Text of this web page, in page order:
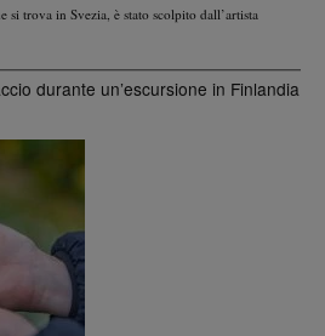
trova in Svezia, è stato scolpito dall’artista
durante un’escursione in Finlandia